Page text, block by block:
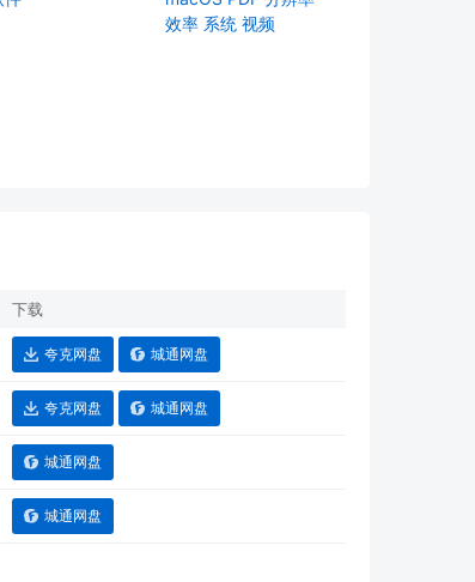
效率 系统 视频
下载
夸克网盘 城通网盘
夸克网盘 城通网盘
城通网盘
城通网盘